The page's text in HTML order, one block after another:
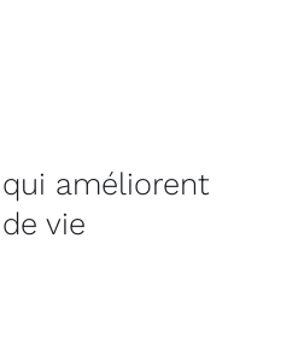
améliorent
vie